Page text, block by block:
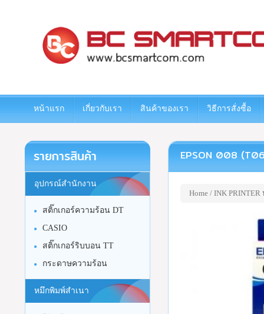
หน้าแรก เกี่ยวกับเรา สินค้าของเรา วิธีการสั่งซื้อ
EPSON 008
Home/ INK
รายการสินค้า
อุปกรณ์สำนักงาน
สติ๊กเกอร์ความร้อน DT
CASIO
สติ๊กเกอร์ริบบอน TT
กระดาษความร้อน
หมึกพิมพ์สำเนา